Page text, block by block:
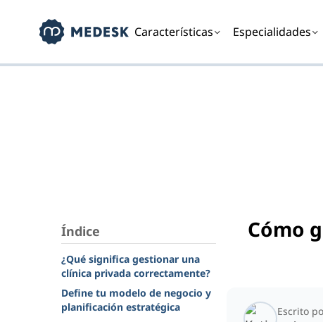
Características Especialidades
Índice
¿Qué significa gestionar una
clínica privada correctamente?
Define tu modelo de negocio y
planificación estratégica
Cómo
Escrito